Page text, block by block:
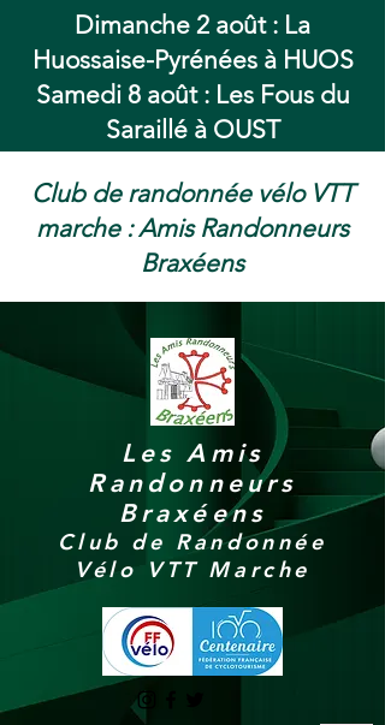
Club de randonnée vélo VTT
marche : Amis Randonneurs
Braxéens
Les Amis
Randonneurs
Braxéens
Club de Randonnée
Vélo VTT Marche
Dimanche 2 août : La
Huossaise-Pyrénées à HUOS
Samedi 8 août : Les Fous du
Saraillé à OUST